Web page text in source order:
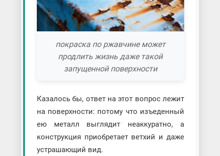
покраска по ржавчине может
продлить жизнь даже такой
запущенной поверхности
Казалось бы, ответ на этот вопрос лежит
на поверхности: потому что изъеденный
ею металл выглядит неаккуратно, а
конструкция приобретает ветхий и даже
устрашающий вид.